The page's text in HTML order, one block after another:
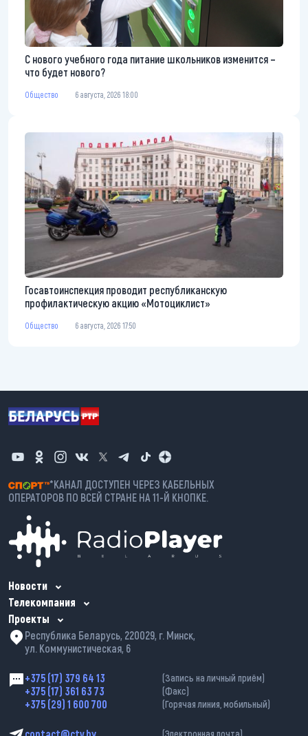
С нового учебного года питание школьников изменится –
что будет нового?
Общество 6 августа, 2026 18:00
Госавтоинспекция проводит республиканскую
профилактическую акцию «Мотоциклист»
Общество 6 августа, 2026 17:50
*КАНАЛ ДОСТУПЕН ЧЕРЕЗ КАБЕЛЬНЫХ
ОПЕРАТОРОВ ПО ВСЕЙ СТРАНЕ НА 11-Й КНОПКЕ.
Новости
Телекомпания
Проекты
Республика Беларусь, 220029, г. Минск,
ул. Коммунистическая, 6
+375 (17) 379 64 13 (Запись на личный приём)
+375 (17) 361 63 73 (Факс)
+375 (29) 1 600 700 (Горячая линия, мобильный)
(Электронная почта)